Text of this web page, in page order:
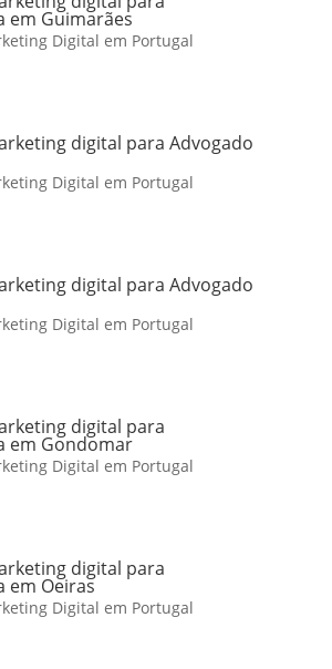
em Guimarães
Digital em Portugal
digital para Advogado
Digital em Portugal
digital para Advogado
Digital em Portugal
digital para
em Gondomar
Digital em Portugal
digital para
em Oeiras
Digital em Portugal